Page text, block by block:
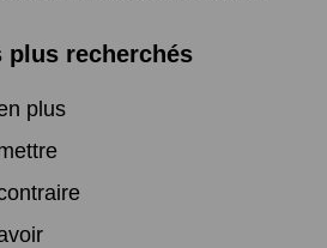
plus recherchés
plus